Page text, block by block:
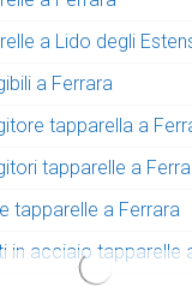
a Lido degli
a Ferrara
tapparella a
tapparelle a
tapparelle a Ferrara
in acciaio tapparelle